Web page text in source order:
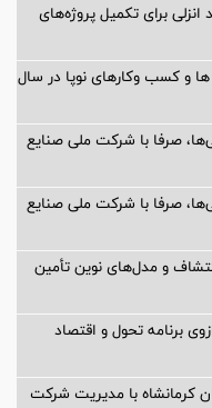
برای تكمیل پروژه‌های
و کسب وکارهای نوپا در سال
صرفا با شرکت ملی صنایع
صرفا با شرکت ملی صنایع
و مدل‌های نوین تأمین
برنامه تحول و اقتصاد
کرمانشاه با مدیریت شرکت